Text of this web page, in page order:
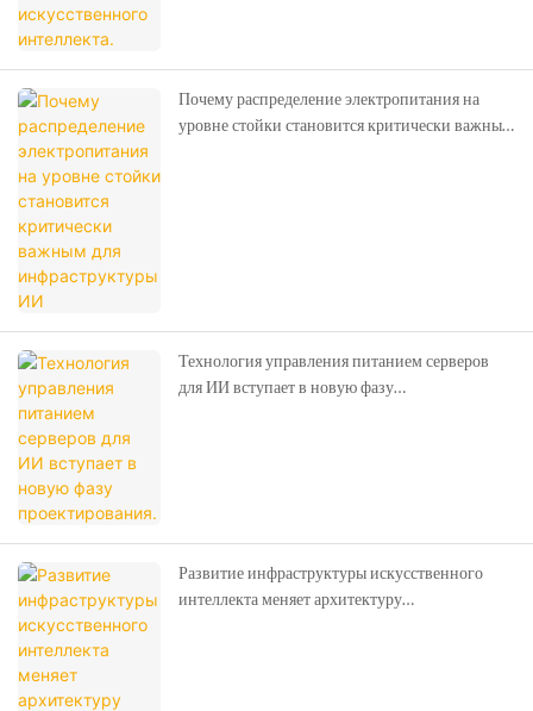
Почему распределение электропитания на
уровне стойки становится критически важным
Технология управления питанием серверов
для ИИ вступает в новую фазу
Развитие инфраструктуры искусственного
интеллекта меняет архитектуру